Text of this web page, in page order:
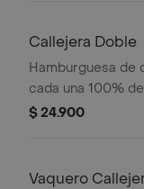
Callejera Doble
Hamburguesa de
cada una 100%
queso tipo
$ 24.900
Vaquero